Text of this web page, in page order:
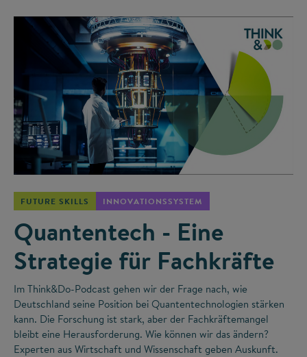
FUTURE SKILLS INNOVATIONSSYSTEM
Quantentech - Eine
Strategie für Fachkräfte
Im Think&Do-Podcast gehen wir der Frage nach, wie
Deutschland seine Position bei Quantentechnologien stärken
kann. Die Forschung ist stark, aber der Fachkräftemangel
bleibt eine Herausforderung. Wie können wir das ändern?
Experten aus Wirtschaft und Wissenschaft geben Auskunft.